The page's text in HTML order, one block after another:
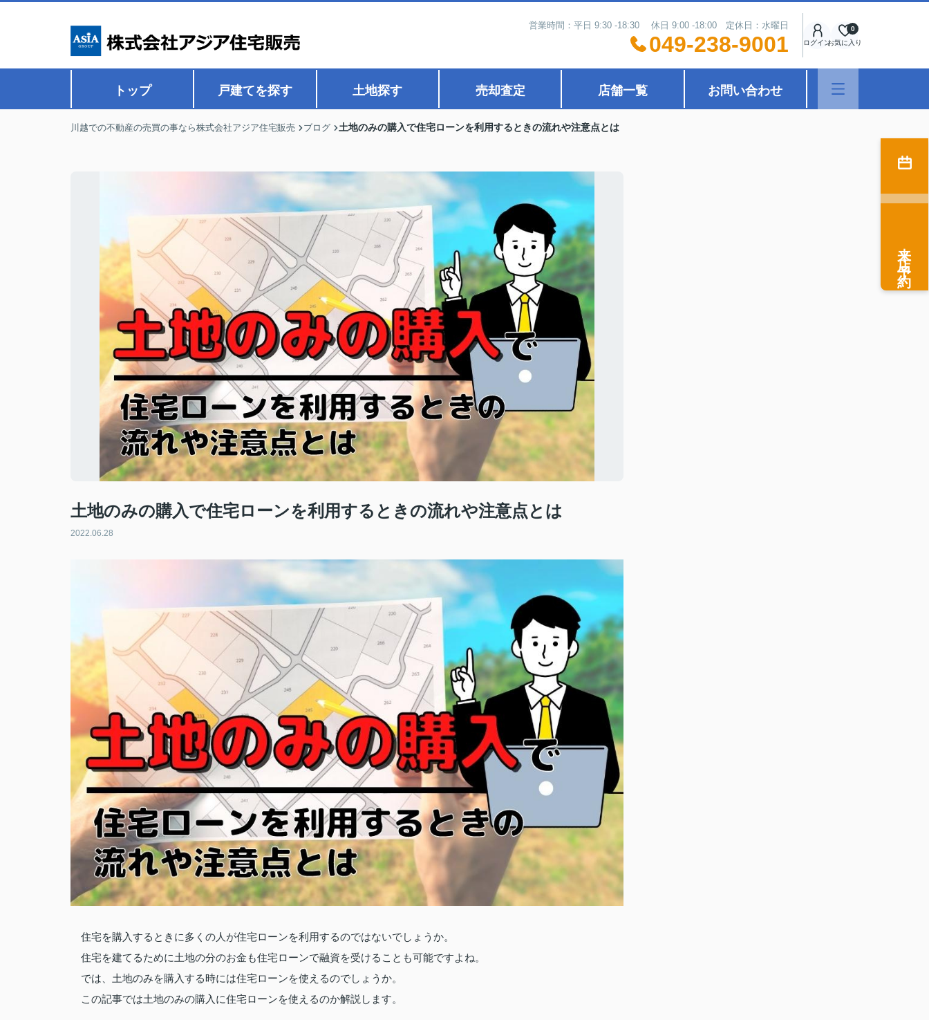
営業時間：平日 9:30 -18:30 休日 9:00 -18:00 定休日：水曜日
049-238-9001 ログインお気に入り
0
トップ 戸建てを探す 土地探す 売却査定 店舗一覧 お問い合わせ
川越での不動産の売買の事なら株式会社アジア住宅販売 ブログ 土地のみの購入で住宅ローンを利用するときの流れや注意点とは
土地のみの購入で住宅ローンを利用するときの流れや注意点とは
2022.06.28
住宅を購入するときに多くの人が住宅ローンを利用するのではないでしょうか。
住宅を建てるために土地の分のお金も住宅ローンで融資を受けることも可能ですよね。
では、土地のみを購入する時には住宅ローンを使えるのでしょうか。
この記事では土地のみの購入に住宅ローンを使えるのか解説します。
来店予約